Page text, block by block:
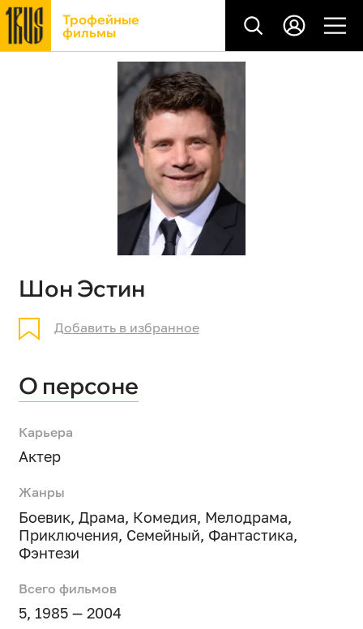
Трофейные
фильмы
Шон Эстин
Добавить в избранное
О персоне
Карьера
Актер
Жанры
Боевик, Драма, Комедия, Мелодрама,
Приключения, Семейный, Фантастика,
Фэнтези
Всего фильмов
5, 1985 — 2004